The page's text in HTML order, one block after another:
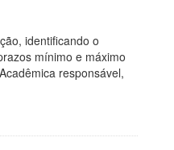
identificando o
mínimo e máximo
responsável,